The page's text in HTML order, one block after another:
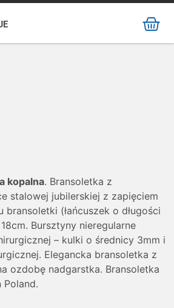
kopalna. Bransoletka z
stalowej jubilerskiej z zapięciem
(łańcuszek o długości
Bursztyny nieregularne
– kulki o średnicy 3mm i
Elegancka bransoletka z
ozdobę nadgarstka. Bransoletka
Poland.